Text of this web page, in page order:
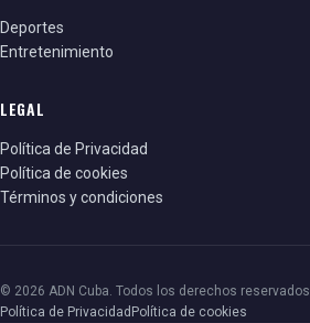
Deportes
Entretenimiento
LEGAL
Política de Privacidad
Política de cookies
Términos y condiciones
© 2026 ADN Cuba. Todos los derechos reservados.
Política de Privacidad Política de cookies